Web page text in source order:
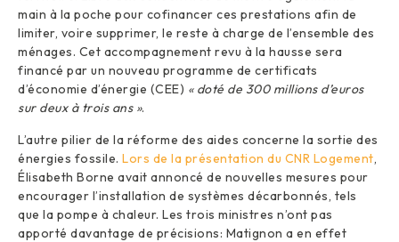
main à la poche pour cofinancer ces prestations afin de
limiter, voire supprimer, le reste à charge de l’ensemble des
ménages. Cet accompagnement revu à la hausse sera
financé par un nouveau programme de certificats
d’économie d’énergie (CEE) « doté de 300 millions d’euros
sur deux à trois ans ».
L’autre pilier de la réforme des aides concerne la sortie des
énergies fossile. Lors de la présentation du CNR Logement,
Élisabeth Borne avait annoncé de nouvelles mesures pour
encourager l’installation de systèmes décarbonnés, tels
que la pompe à chaleur. Les trois ministres n’ont pas
apporté davantage de précisions: Matignon a en effet